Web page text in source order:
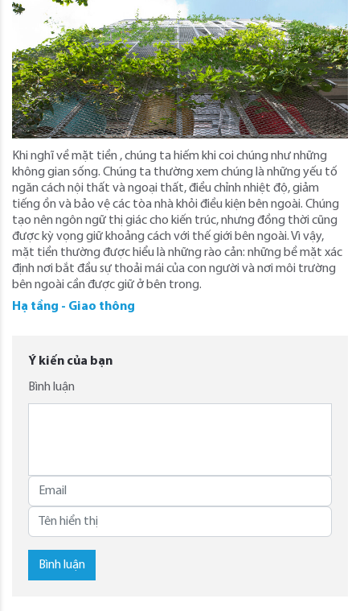
Khi nghĩ về mặt tiền , chúng ta hiếm khi coi chúng như những
không gian sống. Chúng ta thường xem chúng là những yếu tố
ngăn cách nội thất và ngoại thất, điều chỉnh nhiệt độ, giảm
tiếng ồn và bảo vệ các tòa nhà khỏi điều kiện bên ngoài. Chúng
tạo nên ngôn ngữ thị giác cho kiến ​​trúc, nhưng đồng thời cũng
được kỳ vọng giữ khoảng cách với thế giới bên ngoài. Vì vậy,
mặt tiền thường được hiểu là những rào cản: những bề mặt xác
định nơi bắt đầu sự thoải mái của con người và nơi môi trường
bên ngoài cần được giữ ở bên trong.
Hạ tầng - Giao thông
Ý kiến của bạn
Bình luận
Bình luận